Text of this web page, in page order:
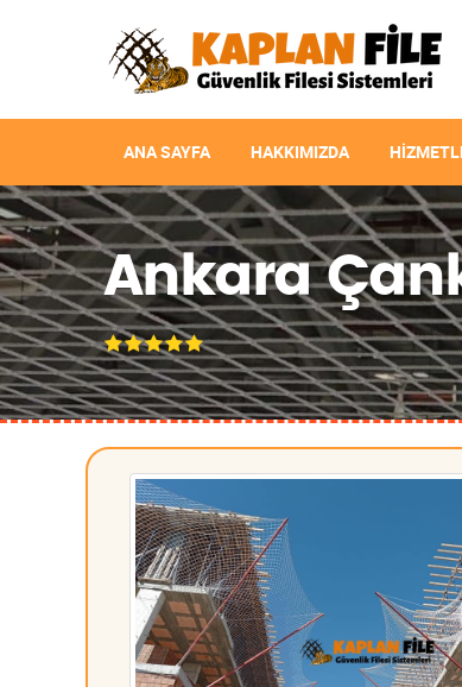
ANA SAYFA HAKKIMIZDA
Ankara